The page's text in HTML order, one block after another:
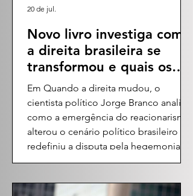
Novo livro investiga como
a direita brasileira se
transformou e quais os
impactos desse processo
sobre a democracia
Em Quando a direita mudou, o
cientista político Jorge Branco analisa
como a emergência do reacionarismo
alterou o cenário político brasileiro e
redefiniu a disputa pela hegemonia
nas últimas décadas. A emergência da
fenômeno repentino ou resultado de
20 de jul.